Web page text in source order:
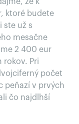
ktoré budete
ste už s
mesačne
2 400 eur
rokov. Pri
počet
peňazí v prvých
čo najdlhší